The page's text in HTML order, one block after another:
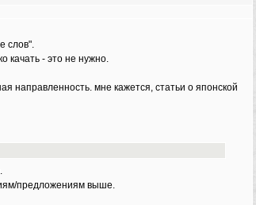
слов".
качать - это не нужно.
направленность. мне кажется, статьи о японской
предложениям выше.